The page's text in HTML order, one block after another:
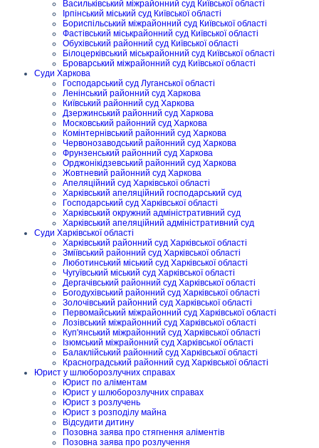
Васильківський міжрайонний суд Київської області
Ірпінський міський суд Київської області
Бориспільський міжрайонний суд Київської області
Фастівський міськрайонний суд Київської області
Обухівський районний суд Київської області
Білоцерківський міськрайонний суд Київської області
Броварський міжрайонний суд Київської області
Суди Харкова
Господарський суд Луганської області
Ленінський районний суд Харкова
Київський районний суд Харкова
Дзержинський районний суд Харкова
Московський районний суд Харкова
Комінтернівський районний суд Харкова
Червонозаводський районний суд Харкова
Фрунзенський районний суд Харкова
Орджонікідзевський районний суд Харкова
Жовтневий районний суд Харкова
Апеляційний суд Харківської області
Харківський апеляційний господарський суд
Господарський суд Харківської області
Харківський окружний адміністративний суд
Харківський апеляційний адміністративний суд
Суди Харківської області
Харківський районний суд Харківської області
Зміївський районний суд Харківської області
Люботинський міський суд Харківської області
Чугуївський міський суд Харківської області
Дергачівський районний суд Харківської області
Богодухівський районний суд Харківської області
Золочівський районний суд Харківської області
Первомайський міжрайонний суд Харківської області
Лозівський міжрайонний суд Харківської області
Куп'янський міжрайонний суд Харківської області
Ізюмський міжрайонний суд Харківської області
Балаклійський районний суд Харківської області
Красноградський районний суд Харківської області
Юрист у шлюборозлучних справах
Юрист по аліментам
Юрист у шлюборозлучних справах
Юрист з розлучень
Юрист з розподілу майна
Відсудити дитину
Позовна заява про стягнення аліментів
Позовна заява про розлучення